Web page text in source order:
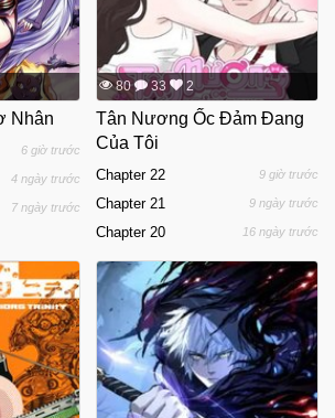
Nhân
6 giờ trước
4 ngày trước
7 ngày trước
80 33 2
Tân Nương Ốc Đảm Đang
Của Tôi
Chapter 22 9 giờ trước
Chapter 21 9 ngày trước
Chapter 20 16 ngày trước